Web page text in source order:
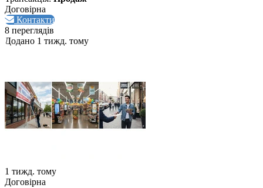
Договірна
Контакти
8 переглядів
Додано 1 тижд. тому
1 тижд. тому
Договірна